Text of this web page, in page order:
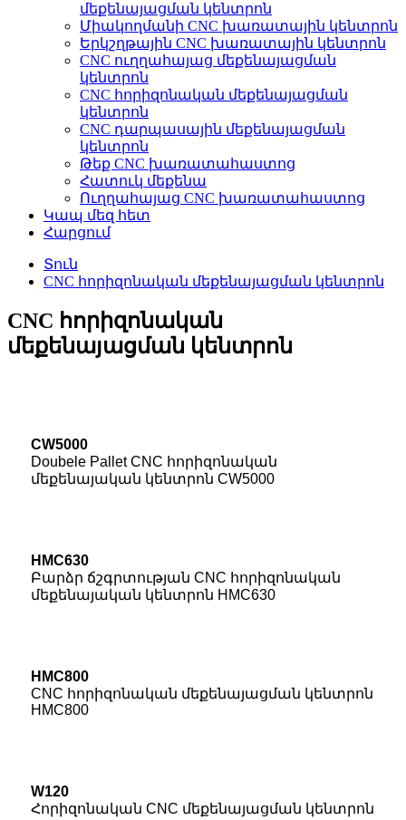
մեքենայացման կենտրոն
Միակողմանի CNC խառատային կենտրոն
Երկշղթային CNC խառատային կենտրոն
CNC ուղղահայաց մեքենայացման
կենտրոն
CNC հորիզոնական մեքենայացման
կենտրոն
CNC դարպասային մեքենայացման
կենտրոն
Թեք CNC խառատահաստոց
Հատուկ մեքենա
Ուղղահայաց CNC խառատահաստոց
Կապ մեզ հետ
Հարցում
Տուն
CNC հորիզոնական մեքենայացման կենտրոն
CNC հորիզոնական
մեքենայացման կենտրոն
CW5000
Doubele Pallet CNC հորիզոնական
մեքենայական կենտրոն CW5000
HMC630
Բարձր ճշգրտության CNC հորիզոնական
մեքենայական կենտրոն HMC630
HMC800
CNC հորիզոնական մեքենայացման կենտրոն
HMC800
W120
Հորիզոնական CNC մեքենայացման կենտրոն